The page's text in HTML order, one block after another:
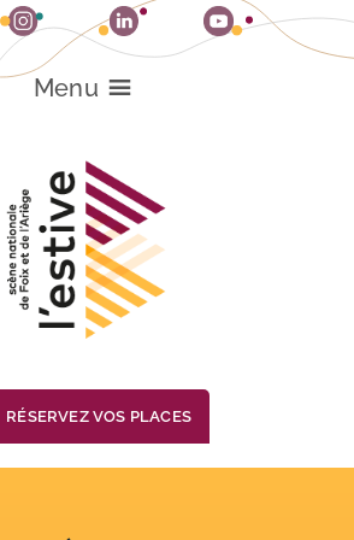
Menu
RÉSERVEZ VOS PLACES